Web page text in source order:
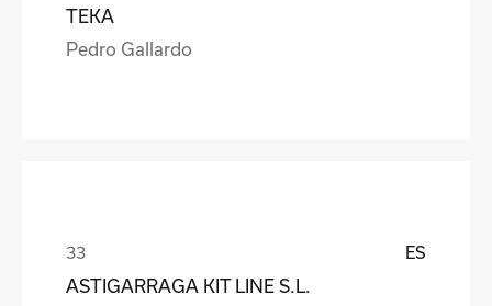
TEKA
Pedro Gallardo
ES
ASTIGARRAGA KIT LINE S.L.